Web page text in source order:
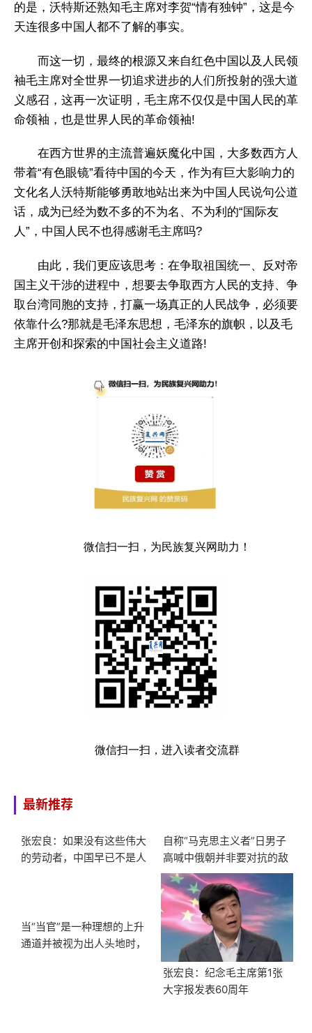
的是，沃特斯还熟知毛主席对李贺“情有独钟”，这是今
天连很多中国人都不了解的事实。
而这一切，最终的根源又来自红色中国以及人民领
袖毛主席对全世界一切追求进步的人们所投射的强大道
义感召，这再一次证明，毛主席不仅仅是中国人民的革
命领袖，也是世界人民的革命领袖!
在西方世界的主流普遍妖魔化中国，大多数西方人
带着“有色眼镜”看待中国的今天，作为有巨大影响力的
文化名人沃特斯能够勇敢地站出来为中国人民说句公道
话，成为已经为数不多的不为名、不为利的“国际友
人”，中国人民不也得感谢毛主席吗?
由此，我们更应该思考：在争取祖国统一、反对帝
国主义干涉的进程中，想要去争取西方人民的支持、争
取台湾同胞的支持，打赢一场真正的人民战争，必须要
依靠什么?那就是毛泽东思想，毛泽东的旗帜，以及毛
主席开创和探索的中国社会主义道路!
微信扫一扫，为民族复兴网助力！
微信扫一扫，进入读者交流群
最新推荐
张宏良：如果没有这些伟大
的劳动者，中国早已不是人
自称“马克思主义者”日男子
高喊中俄朝并非要对抗的敌
人
当“当官”是一种理想的上升
通道并被视为出人头地时，
张宏良：纪念毛主席第1张
大字报发表60周年